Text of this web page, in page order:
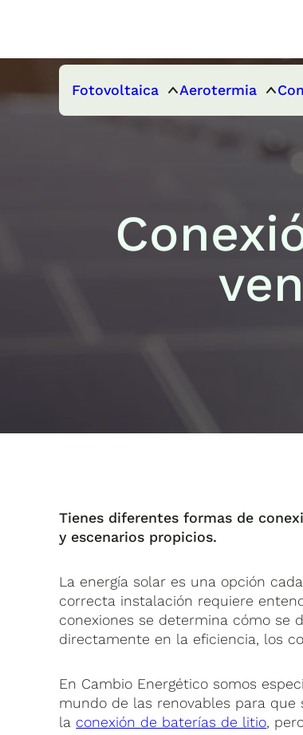
Fotovoltaica Aerotermia
Tienes diferentes formas de
y escenarios propicios.
La energía solar es una opción
correcta instalación requiere
conexiones se determina cómo se
directamente en la eficiencia, los
En Cambio Energético somos
mundo de las renovables para
la conexión de baterías de litio,